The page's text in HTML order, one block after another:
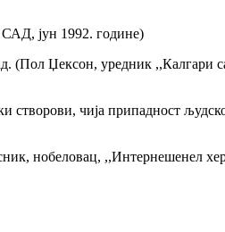
јун 1992. године)
(Пол Џексон, уредник ,,Калгари
чија припадност
нобеловац, ,,Интернешенел